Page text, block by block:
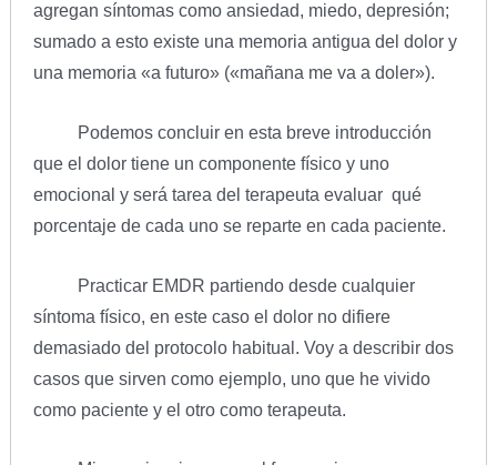
agregan síntomas como ansiedad, miedo, depresión;
sumado a esto existe una memoria antigua del dolor y
una memoria «a futuro» («mañana me va a doler»).
Podemos concluir en esta breve introducción
que el dolor tiene un componente físico y uno
emocional y será tarea del terapeuta evaluar qué
porcentaje de cada uno se reparte en cada paciente.
Practicar EMDR partiendo desde cualquier
síntoma físico, en este caso el dolor no difiere
demasiado del protocolo habitual. Voy a describir dos
casos que sirven como ejemplo, uno que he vivido
como paciente y el otro como terapeuta.